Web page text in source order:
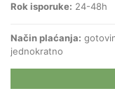
Rok isporuke: 24-48h
Način plaćanja:
jednokratno